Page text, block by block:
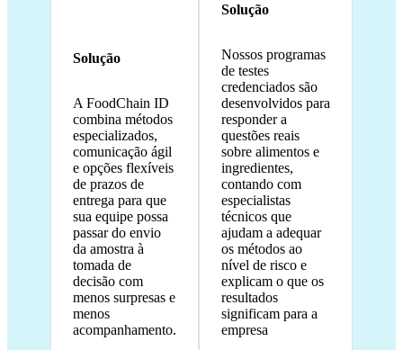
Solução
A FoodChain ID
combina métodos
especializados,
comunicação ágil
e opções flexíveis
de prazos de
entrega para que
sua equipe possa
passar do envio
da amostra à
tomada de
decisão com
menos surpresas e
menos
acompanhamento.
Solução
Nossos programas
de testes
credenciados são
desenvolvidos para
responder a
questões reais
sobre alimentos e
ingredientes,
contando com
especialistas
técnicos que
ajudam a adequar
os métodos ao
nível de risco e
explicam o que os
resultados
significam para a
empresa